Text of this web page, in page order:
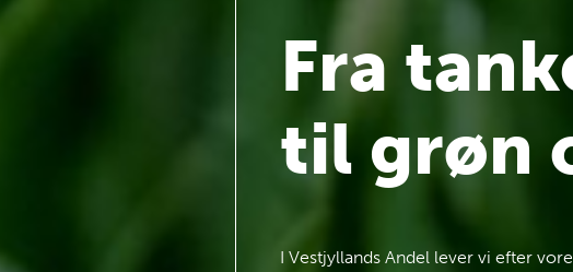
Fra
til grøn
I Vestjyllands Andel lever vi efter